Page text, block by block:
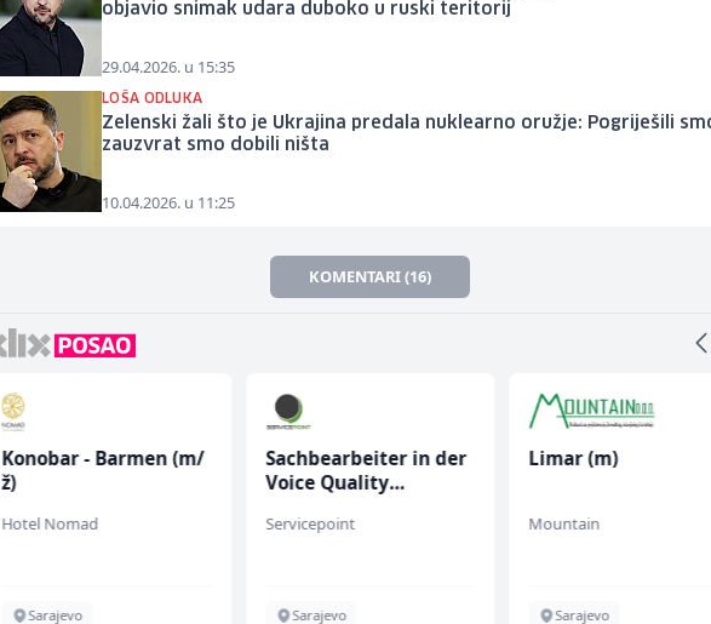
objavio snimak udara duboko u ruski teritorij
29.04.2026. u 15:35
LOŠA ODLUKA
Zelenski žali što je Ukrajina predala nuklearno oružje: Pogriješili
zauzvrat smo dobili ništa
10.04.2026. u 11:25
KOMENTARI (16)
Konobar - Barmen (m/
ž)
Hotel Nomad
Sarajevo
Sachbearbeiter in der
Voice Quality
Servicepoint
Sarajevo
Limar (m)
Mountain
Sarajevo